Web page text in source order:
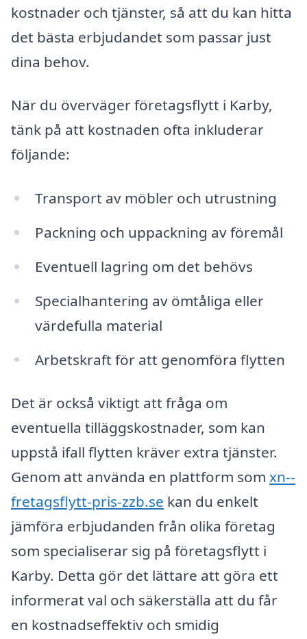
kostnader och tjänster, så att du kan hitta
det bästa erbjudandet som passar just
dina behov.
När du överväger företagsflytt i Karby,
tänk på att kostnaden ofta inkluderar
följande:
Transport av möbler och utrustning
Packning och uppackning av föremål
Eventuell lagring om det behövs
Specialhantering av ömtåliga eller
värdefulla material
Arbetskraft för att genomföra flytten
Det är också viktigt att fråga om
eventuella tilläggskostnader, som kan
uppstå ifall flytten kräver extra tjänster.
Genom att använda en plattform som xn--
fretagsflytt-pris-zzb.se kan du enkelt
jämföra erbjudanden från olika företag
som specialiserar sig på företagsflytt i
Karby. Detta gör det lättare att göra ett
informerat val och säkerställa att du får
en kostnadseffektiv och smidig